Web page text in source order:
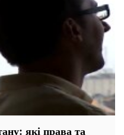
які права та